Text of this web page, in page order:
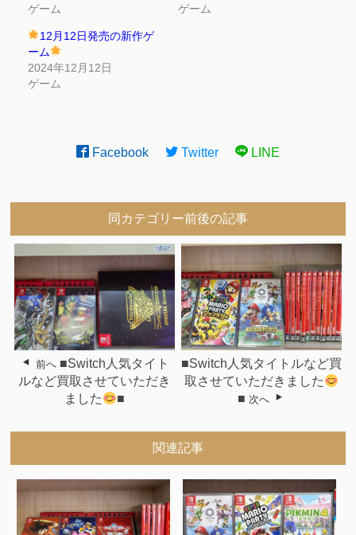
ゲーム
ゲーム
12月12日発売の新作ゲ
ーム
2024年12月12日
ゲーム
Facebook Twitter LINE
同カテゴリー前後の記事
前へ ■Switch人気タイト
ルなど買取させていただき
ました
■
■Switch人気タイトルなど買
取させていただきました
■ 次へ
関連記事